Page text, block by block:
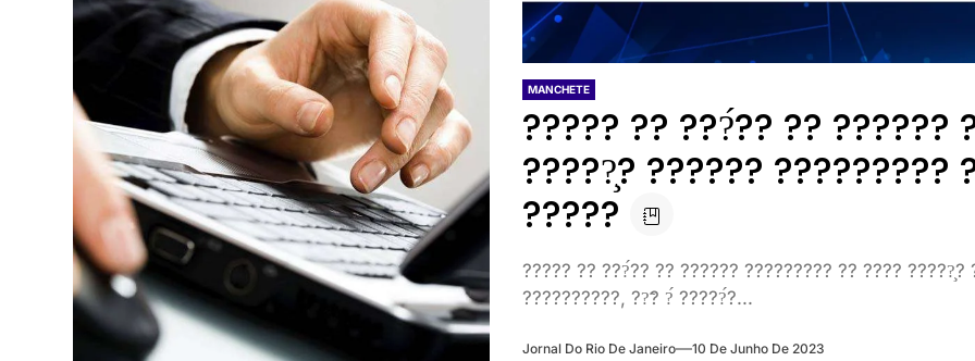
MANCHETE
????? ?? ???́?? ?? ??????
?????̧? ?????? ?????????
?????
????? ?? ???́?? ?? ?????? ????????? ?? ????
??????????, ??̃? ?́ ?????́?...
Jornal Do Rio De Janeiro 10 De Junho De 2023